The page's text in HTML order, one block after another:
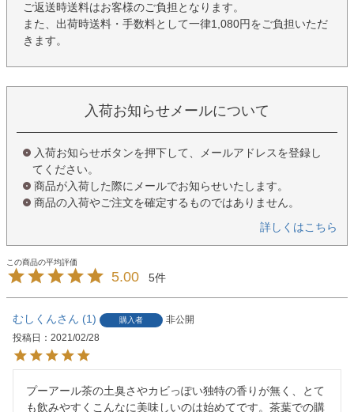
ご返送時送料はお客様のご負担となります。
また、出荷時送料・手数料として一律1,080円をご負担いただ
きます。
入荷お知らせメールについて
入荷お知らせボタンを押下して、メールアドレスを登録し
てください。
商品が入荷した際にメールでお知らせいたします。
商品の入荷やご注文を確定するものではありません。
詳しくはこちら
5.00 5
むしくん 1 購入者
非公開
投稿日
2021/02/28
プーアール茶の土臭さやカビっぽい独特の香りが無く、とて
も飲みやすくこんなに美味しいのは始めてです。茶葉での購